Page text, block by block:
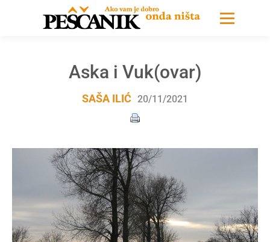
Aska i Vuk(ovar)
SAŠA ILIĆ 20/11/2021